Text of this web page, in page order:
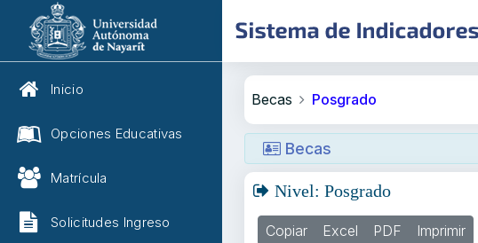
Inicio
Opciones Educativas
Matrícula
Solicitudes Ingreso
Becas Posgrado
Becas
Nivel: Posgrado
Copiar Excel PDF Imprimir